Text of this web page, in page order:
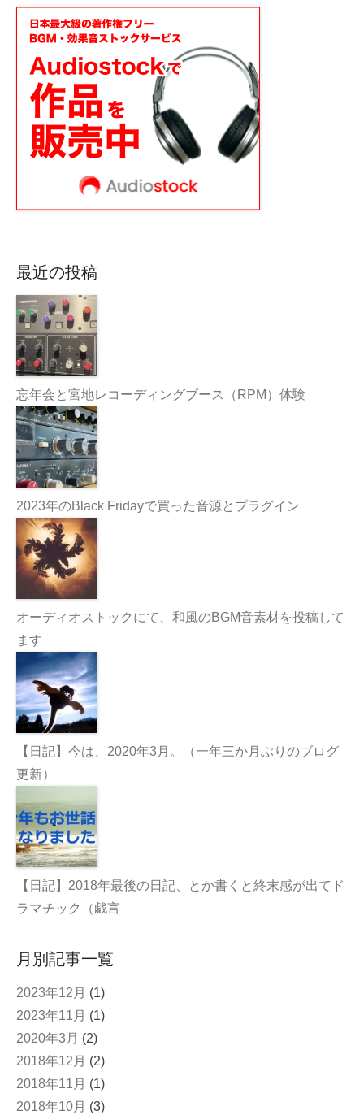
最近の投稿
忘年会と宮地レコーディングブース（RPM）体験
2023年のBlack Fridayで買った音源とプラグイン
オーディオストックにて、和風のBGM音素材を投稿して
ます
【日記】今は、2020年3月。（一年三か月ぶりのブログ
更新）
【日記】2018年最後の日記、とか書くと終末感が出てド
ラマチック（戯言
月別記事一覧
2023年12月 (1)
2023年11月 (1)
2020年3月 (2)
2018年12月 (2)
2018年11月 (1)
2018年10月 (3)